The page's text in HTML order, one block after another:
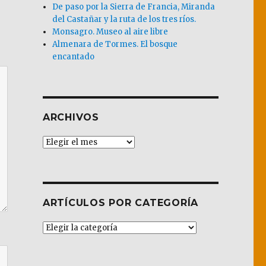
De paso por la Sierra de Francia, Miranda
del Castañar y la ruta de los tres ríos.
Monsagro. Museo al aire libre
Almenara de Tormes. El bosque
encantado
ARCHIVOS
Archivos
ARTÍCULOS POR CATEGORÍA
Artículos